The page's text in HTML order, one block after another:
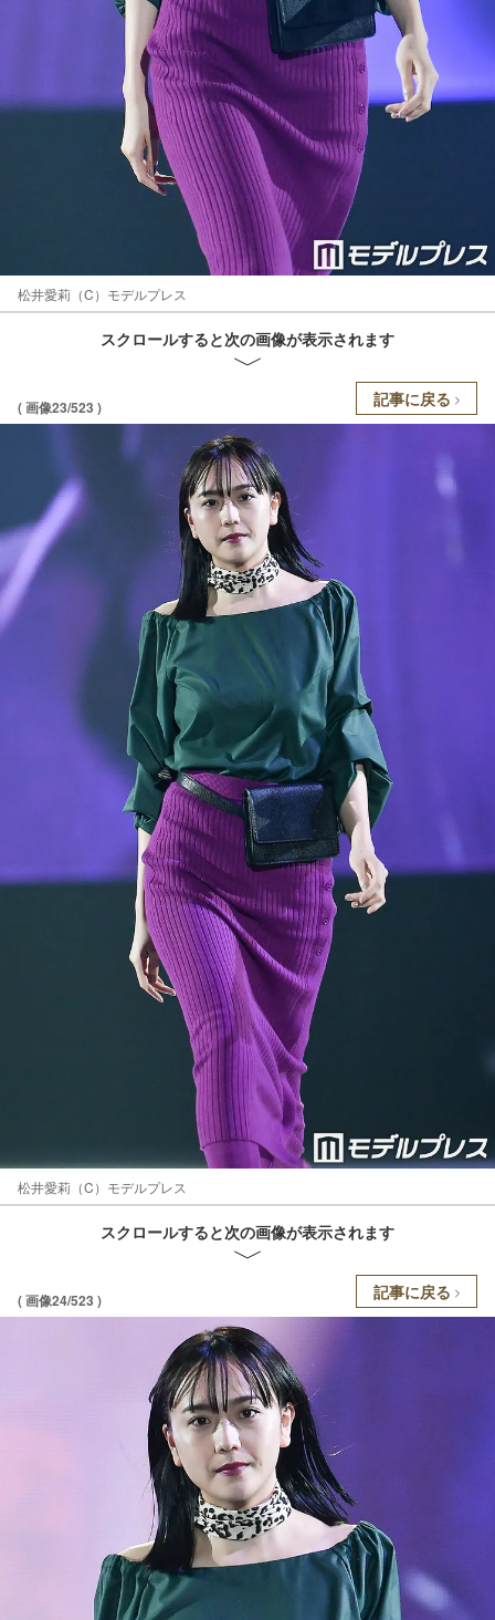
松井愛莉（C）モデルプレス
スクロールすると次の画像が表示されます
( 画像23/523 ) 記事に戻る
松井愛莉（C）モデルプレス
スクロールすると次の画像が表示されます
( 画像24/523 ) 記事に戻る